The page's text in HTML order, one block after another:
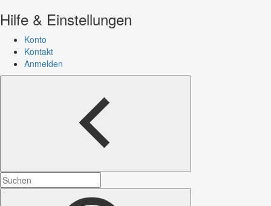
Hilfe & Einstellungen
Konto
Kontakt
Anmelden